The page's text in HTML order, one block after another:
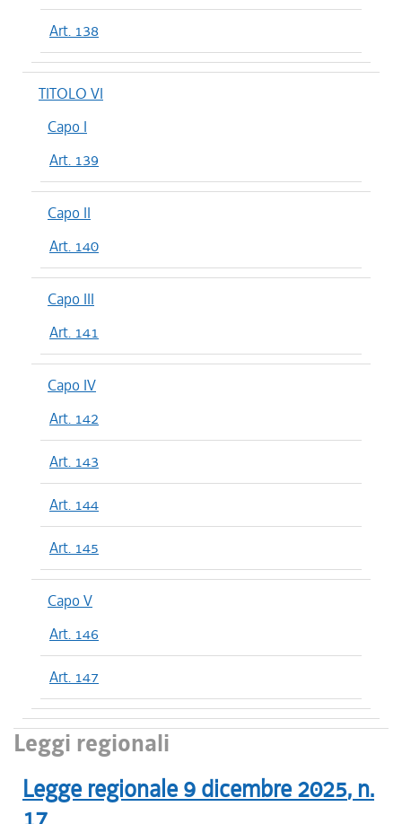
Art. 138
TITOLO VI
Capo I
Art. 139
Capo II
Art. 140
Capo III
Art. 141
Capo IV
Art. 142
Art. 143
Art. 144
Art. 145
Capo V
Art. 146
Art. 147
Leggi regionali
Legge regionale 9 dicembre 2025, n.